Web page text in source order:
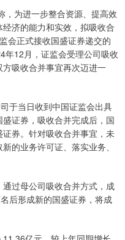
，为进一步整合资源、提高效
济的能力和实效，拟吸收合
会正式接收国盛证券递交的
年12月，证监会受理公司吸收
吸收合并事宜再次迈进一
于当日收到中国证监会出具
证券，吸收合并完成后，国
券。针对吸收合并事宜，未
的业务许可证、落实业务、
过母公司吸收合并方式，成
后形成新的国盛证券，将成